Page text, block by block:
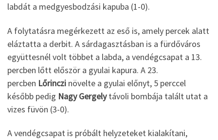
labdát a medgyesbodzási kapuba (1-0).
A folytatásra megérkezett az eső is, amely percek alatt
eláztatta a derbit. A sárdagasztásban is a fürdőváros
együttesnél volt többet a labda, a vendégcsapat a 13.
percben lőtt először a gyulai kapura. A 23.
percben Lőrinczi növelte a gyulai előnyt, 5 perccel
később pedig Nagy Gergelytávoli bombája talált utat a
vizes füvön (3-0).
A vendégcsapat is próbált helyzeteket kialakítani,